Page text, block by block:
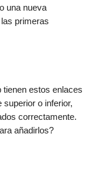
una nueva
primeras
estos enlaces
o inferior,
correctamente.
añadirlos?